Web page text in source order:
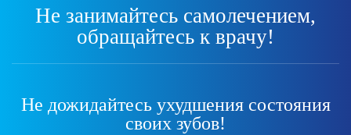
Не занимайтесь самолечением,
обращайтесь к врачу!
Не дожидайтесь ухудшения состояния
своих зубов!